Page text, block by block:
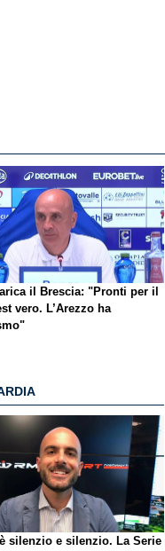
il Brescia: "Pronti per il
vero. L’Arezzo ha
silenzio e silenzio. La Serie